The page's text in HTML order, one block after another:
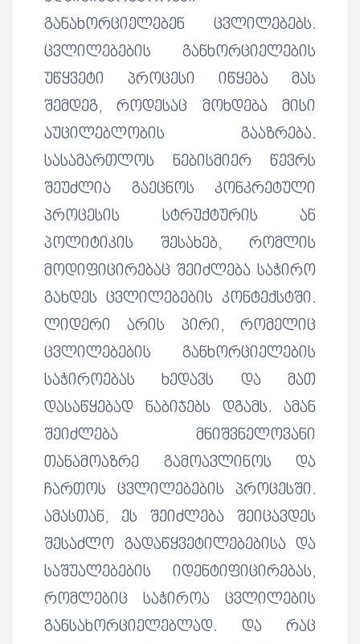
განახორციელებენ ცვლილებებს.
ცვლილებების განხორციელების
უწყვეტი პროცესი იწყება მას
შემდეგ, როდესაც მოხდება მისი
აუცილებლობის გააზრება.
სასამართლოს ნებისმიერ წევრს
შეუძლია გაეცნოს კონკრეტული
პროცესის სტრუქტურის ან
პოლიტიკის შესახებ, რომლის
მოდიფიცირებაც შეიძლება საჭირო
გახდეს ცვლილებების კონტექსტში.
ლიდერი არის პირი, რომელიც
ცვლილებების განხორციელების
საჭიროებას ხედავს და მათ
დასაწყებად ნაბიჯებს დგამს. ამან
შეიძლება მნიშვნელოვანი
თანამოაზრე გამოავლინოს და
ჩართოს ცვლილებების პროცესში.
ამასთან, ეს შეიძლება შეიცავდეს
შესაძლო გადაწყვეტილებებისა და
საშუალებების იდენტიფიცირებას,
რომლებიც საჭიროა ცვლილების
განსახორციელებლად. და რაც